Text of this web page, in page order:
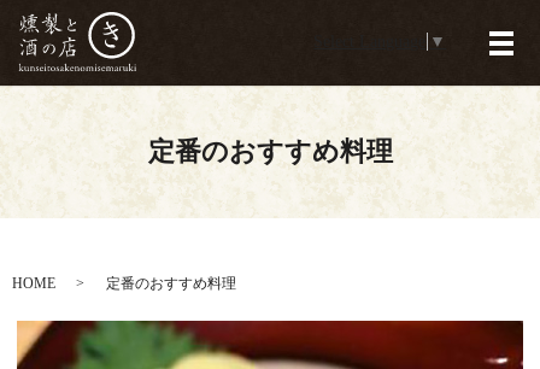
▼
メ
定番のおすすめ料理
HOME 定番のおすすめ料理